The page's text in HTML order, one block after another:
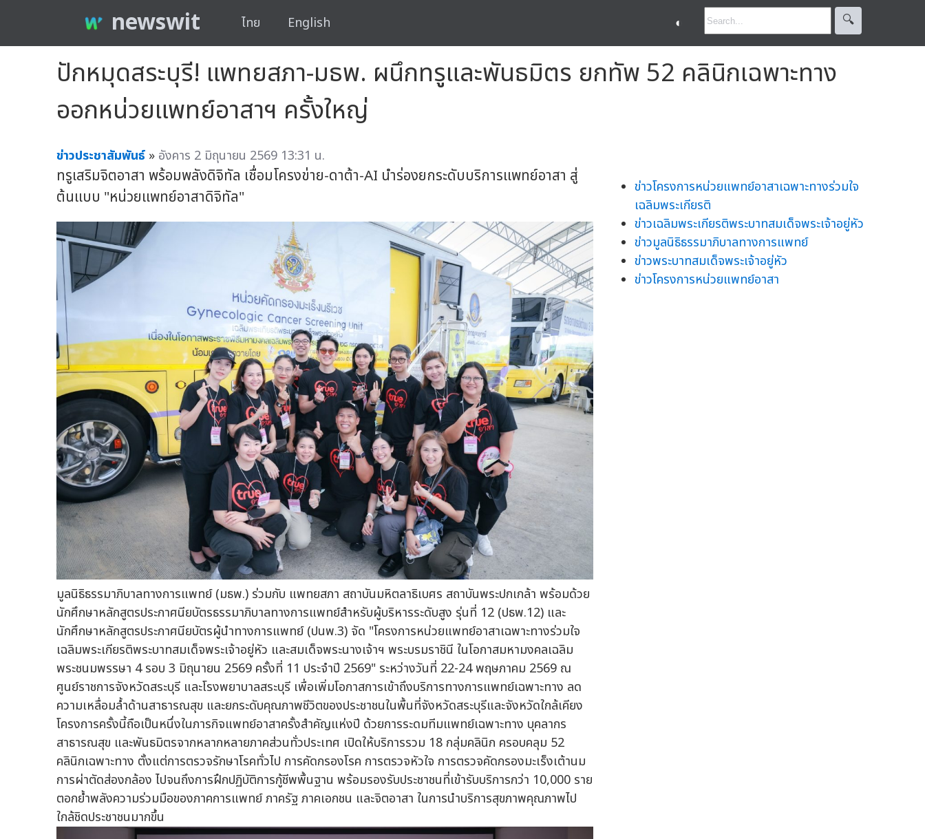
newswit ไทย English ◐ 🔍︎
ปักหมุดสระบุรี! แพทยสภา-มธพ. ผนึกทรูและพันธมิตร ยกทัพ 52 คลินิกเฉพาะทาง
ออกหน่วยแพทย์อาสาฯ ครั้งใหญ่
ข่าวประชาสัมพันธ์ » อังคาร 2 มิถุนายน 2569 13:31 น.
ทรูเสริมจิตอาสา พร้อมพลังดิจิทัล เชื่อมโครงข่าย-ดาต้า-AI นำร่องยกระดับบริการแพทย์อาสา สู่
ต้นแบบ "หน่วยแพทย์อาสาดิจิทัล"
มูลนิธิธรรมาภิบาลทางการแพทย์ (มธพ.) ร่วมกับ แพทยสภา สถาบันมหิตลาธิเบศร สถาบันพระปกเกล้า พร้อมด้วย
นักศึกษาหลักสูตรประกาศนียบัตรธรรมาภิบาลทางการแพทย์สำหรับผู้บริหารระดับสูง รุ่นที่ 12 (ปธพ.12) และ
นักศึกษาหลักสูตรประกาศนียบัตรผู้นำทางการแพทย์ (ปนพ.3) จัด "โครงการหน่วยแพทย์อาสาเฉพาะทางร่วมใจ
เฉลิมพระเกียรติพระบาทสมเด็จพระเจ้าอยู่หัว และสมเด็จพระนางเจ้าฯ พระบรมราชินี ในโอกาสมหามงคลเฉลิม
พระชนมพรรษา 4 รอบ 3 มิถุนายน 2569 ครั้งที่ 11 ประจำปี 2569" ระหว่างวันที่ 22-24 พฤษภาคม 2569 ณ
ศูนย์ราชการจังหวัดสระบุรี และโรงพยาบาลสระบุรี เพื่อเพิ่มโอกาสการเข้าถึงบริการทางการแพทย์เฉพาะทาง ลด
ความเหลื่อมล้ำด้านสาธารณสุข และยกระดับคุณภาพชีวิตของประชาชนในพื้นที่จังหวัดสระบุรีและจังหวัดใกล้เคียง
โครงการครั้งนี้ถือเป็นหนึ่งในภารกิจแพทย์อาสาครั้งสำคัญแห่งปี ด้วยการระดมทีมแพทย์เฉพาะทาง บุคลากร
สาธารณสุข และพันธมิตรจากหลากหลายภาคส่วนทั่วประเทศ เปิดให้บริการรวม 18 กลุ่มคลินิก ครอบคลุม 52
คลินิกเฉพาะทาง ตั้งแต่การตรวจรักษาโรคทั่วไป การคัดกรองโรค การตรวจหัวใจ การตรวจคัดกรองมะเร็งเต้านม
การผ่าตัดส่องกล้อง ไปจนถึงการฝึกปฏิบัติการกู้ชีพพื้นฐาน พร้อมรองรับประชาชนที่เข้ารับบริการกว่า 10,000 ราย
ตอกย้ำพลังความร่วมมือของภาคการแพทย์ ภาครัฐ ภาคเอกชน และจิตอาสา ในการนำบริการสุขภาพคุณภาพไป
ใกล้ชิดประชาชนมากขึ้น
ข่าวโครงการหน่วยแพทย์อาสาเฉพาะทางร่วมใจ
เฉลิมพระเกียรติ
ข่าวเฉลิมพระเกียรติพระบาทสมเด็จพระเจ้าอยู่หัว
ข่าวมูลนิธิธรรมาภิบาลทางการแพทย์
ข่าวพระบาทสมเด็จพระเจ้าอยู่หัว
ข่าวโครงการหน่วยแพทย์อาสา